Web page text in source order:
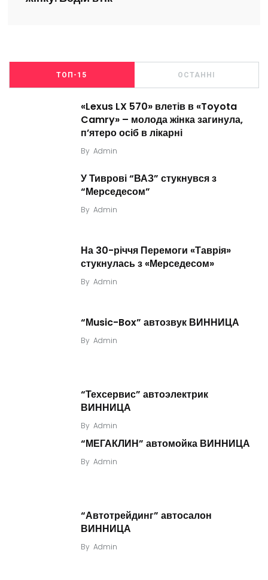
ТОП-15 ОСТАННІ
«Lexus LX 570» влетів в «Toyota
Camry» – молода жінка загинула,
п’ятеро осіб в лікарні
By Admin
У Тиврові “ВАЗ” стукнувся з
“Мерседесом”
By Admin
На 30-річчя Перемоги «Таврія»
стукнулась з «Мерседесом»
By Admin
“Мusic-Box” автозвук ВИННИЦА
By Admin
“Техсервис” автоэлектрик
ВИННИЦА
By Admin
“МЕГАКЛИН” автомойка ВИННИЦА
By Admin
“Автотрейдинг” автосалон
ВИННИЦА
By Admin